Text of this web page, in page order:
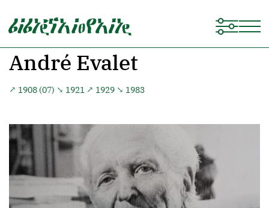
André Evalet
↗ 1908 (07) ↘ 1921 ↗ 1929 ↘ 1983